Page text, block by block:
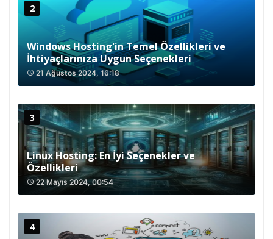
Windows Hosting'in Temel Özellikleri ve
İhtiyaçlarınıza Uygun Seçenekleri
access_time 21 Ağustos 2024, 16:18
Linux Hosting: En İyi Seçenekler ve
Özellikleri
access_time 22 Mayıs 2024, 00:54